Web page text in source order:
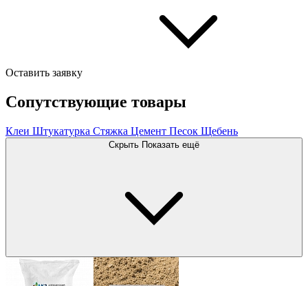
Оставить заявку
Сопутствующие товары
Клеи Штукатурка Стяжка Цемент Песок Щебень
Скрыть Показать ещё